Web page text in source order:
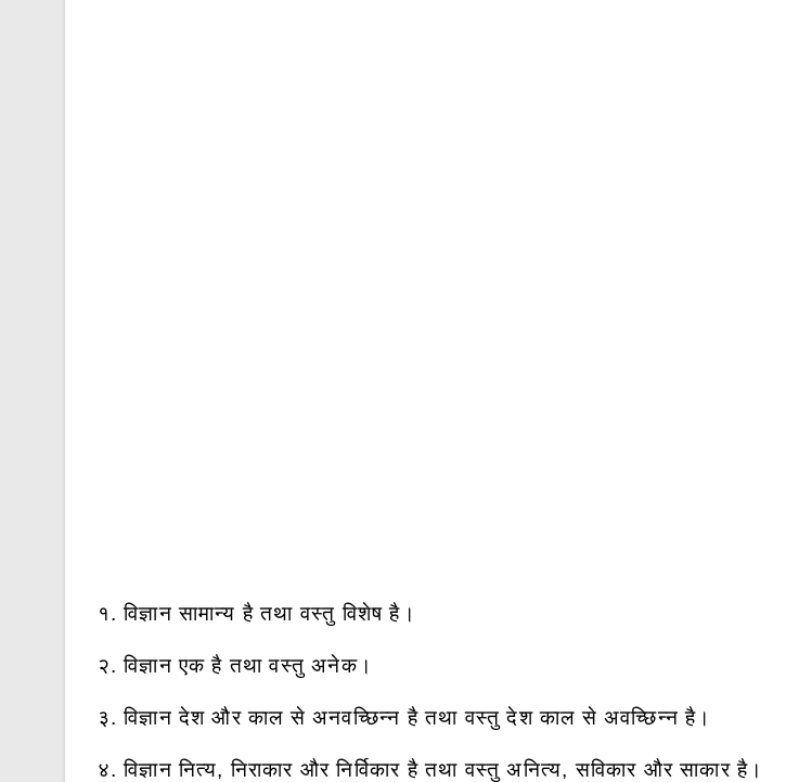
१. विज्ञान सामान्य है तथा वस्तु विशेष है।
२. विज्ञान एक है तथा वस्तु अनेक।
३. विज्ञान देश और काल से अनवच्छिन्न है तथा वस्तु देश काल से अवच्छिन्न है।
४. विज्ञान नित्य, निराकार और निर्विकार है तथा वस्तु अनित्य, सविकार औरसाकार है।